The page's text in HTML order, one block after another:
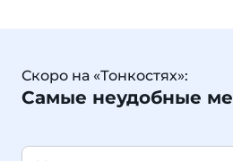
Скоро на «Тонкостях»:
Самые неудобные